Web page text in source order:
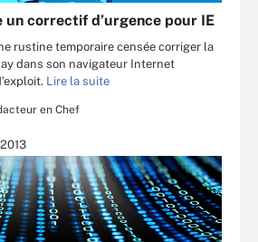
correctif d’urgence pour IE
rustine temporaire censée corriger la
dans son navigateur Internet
Lire la suite
en Chef